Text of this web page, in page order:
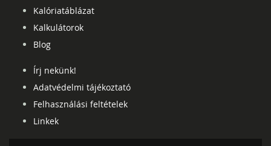
Kalóriatáblázat
Kalkulátorok
Blog
Írj nekünk!
Adatvédelmi tájékoztató
Felhasználási feltételek
Linkek